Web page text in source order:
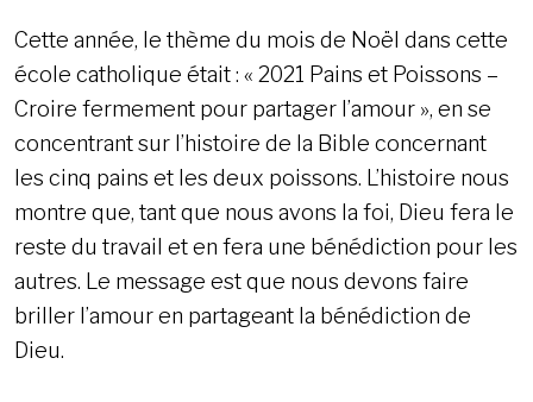
Cette année, le thème du mois de Noël dans cette
école catholique était : « 2021 Pains et Poissons –
Croire fermement pour partager l’amour », en se
concentrant sur l’histoire de la Bible concernant
les cinq pains et les deux poissons. L’histoire nous
montre que, tant que nous avons la foi, Dieu fera le
reste du travail et en fera une bénédiction pour les
autres. Le message est que nous devons faire
briller l’amour en partageant la bénédiction de
Dieu.